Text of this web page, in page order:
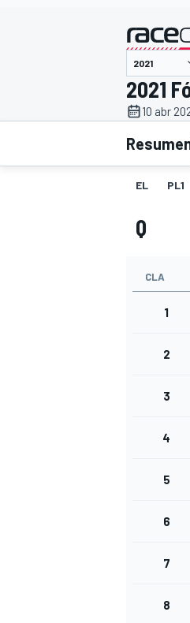
INDYCAR
2021
10 abr
EL PL1
Q
CLA
1
2
3
4
5
6
7
8